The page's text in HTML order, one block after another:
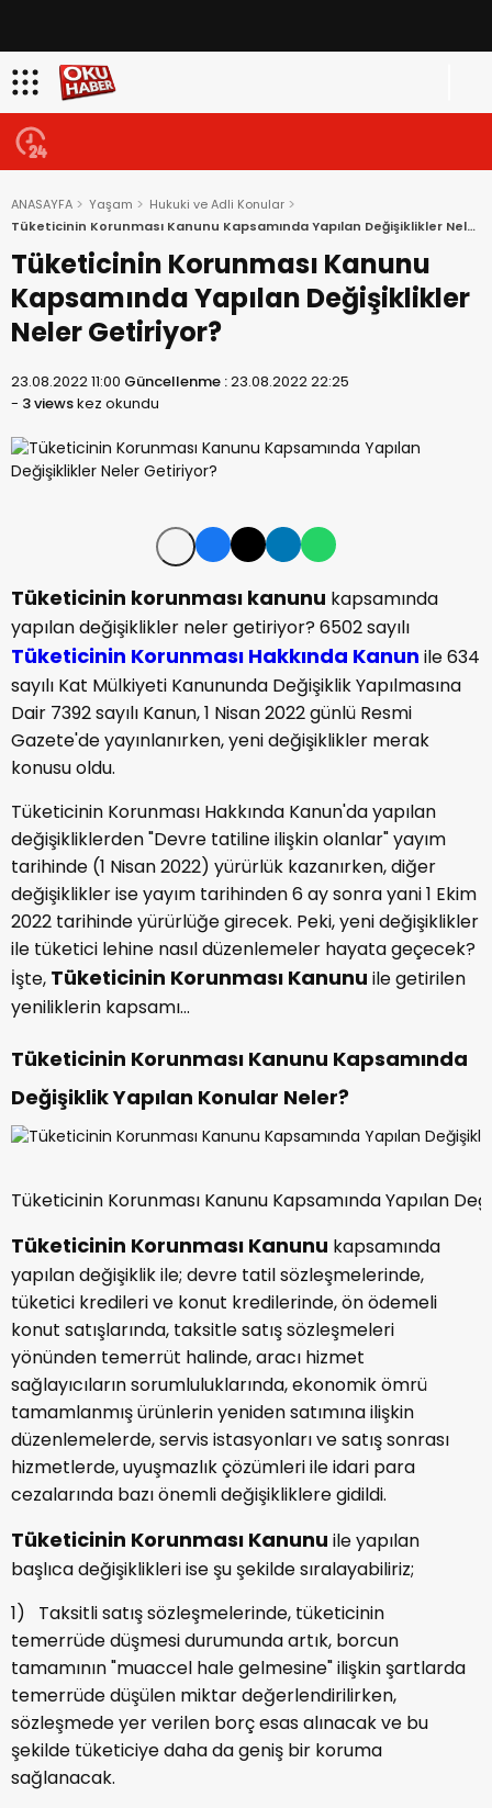
ANASAYFA Yaşam
Hukuki ve Adli Konular
Tüketicinin Korunması Kanunu Kapsamında Yapılan Değişiklikler Neler
Getiriyor?
Tüketicinin Korunması Kanunu
Kapsamında Yapılan Değişiklikler
Neler Getiriyor?
23.08.2022 11:00 Güncellenme :23.08.2022 22:25
- 3 viewskez okundu
Tüketicinin korunması kanunu kapsamında
yapılan değişiklikler neler getiriyor? 6502 sayılı
Tüketicinin Korunması Hakkında Kanun ile 634
sayılı Kat Mülkiyeti Kanununda Değişiklik Yapılmasına
Dair 7392 sayılı Kanun, 1 Nisan 2022 günlü Resmi
Gazete'de yayınlanırken, yeni değişiklikler merak
konusu oldu.
Tüketicinin Korunması Hakkında Kanun'da yapılan
değişikliklerden "Devre tatiline ilişkin olanlar" yayım
tarihinde (1 Nisan 2022) yürürlük kazanırken, diğer
değişiklikler ise yayım tarihinden 6 ay sonra yani 1 Ekim
2022 tarihinde yürürlüğe girecek. Peki, yeni değişiklikler
ile tüketici lehine nasıl düzenlemeler hayata geçecek?
İşte, Tüketicinin Korunması Kanunu ile getirilen
yeniliklerin kapsamı...
Tüketicinin Korunması Kanunu Kapsamında
Değişiklik Yapılan Konular Neler?
Tüketicinin Korunması Kanunu Kapsamında Yapılan
Tüketicinin Korunması Kanunu kapsamında
yapılan değişiklik ile; devre tatil sözleşmelerinde,
tüketici kredileri ve konut kredilerinde, ön ödemeli
konut satışlarında, taksitle satış sözleşmeleri
yönünden temerrüt halinde, aracı hizmet
sağlayıcıların sorumluluklarında, ekonomik ömrü
tamamlanmış ürünlerin yeniden satımına ilişkin
düzenlemelerde, servis istasyonları ve satış sonrası
hizmetlerde, uyuşmazlık çözümleri ile idari para
cezalarında bazı önemli değişikliklere gidildi.
Tüketicinin Korunması Kanunu ile yapılan
başlıca değişiklikleri ise şu şekilde sıralayabiliriz;
1) Taksitli satış sözleşmelerinde, tüketicinin
temerrüde düşmesi durumunda artık, borcun
tamamının "muaccel hale gelmesine" ilişkin şartlarda
temerrüde düşülen miktar değerlendirilirken,
sözleşmede yer verilen borç esas alınacak ve bu
şekilde tüketiciye daha da geniş bir koruma
sağlanacak.